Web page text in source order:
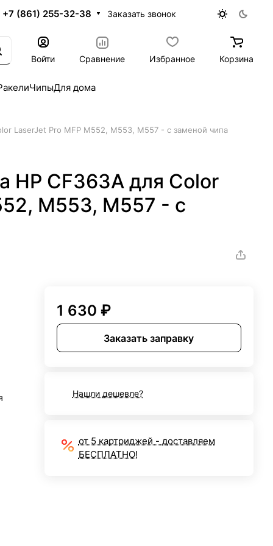
+7 (861) 255-32-38 Заказать звонок
Войти
Сравнение Избранное Корзина
ЧипыДля дома
LaserJet Pro MFP M552, M553, M557 - с заменой чипа
HP CF363A для Color
M553, M557 - с
1 630 ₽
Заказать заправку
Нашли дешевле?
от 5 картриджей - доставляем
БЕСПЛАТНО!